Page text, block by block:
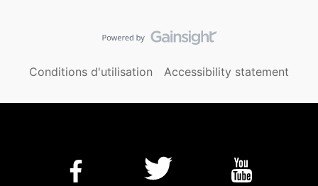
Conditions d'utilisation Accessibility statement